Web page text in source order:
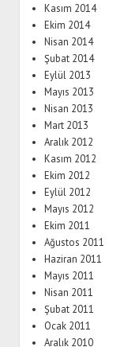
Kasım 2014
Ekim 2014
Nisan 2014
Şubat 2014
Eylül 2013
Mayıs 2013
Nisan 2013
Mart 2013
Aralık 2012
Kasım 2012
Ekim 2012
Eylül 2012
Mayıs 2012
Ekim 2011
Ağustos 2011
Haziran 2011
Mayıs 2011
Nisan 2011
Şubat 2011
Ocak 2011
Aralık 2010